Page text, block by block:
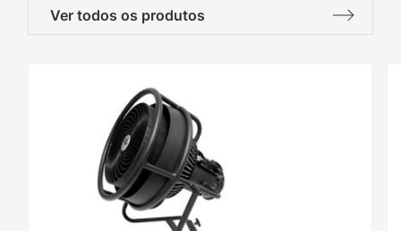
Ver todos os produtos